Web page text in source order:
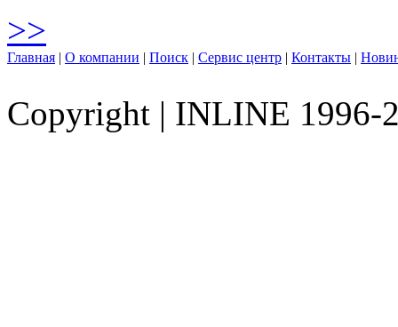
>>
Главная | О компании | Поиск | Сервис центр | Контакты |
Copyright | INLINE 1996-